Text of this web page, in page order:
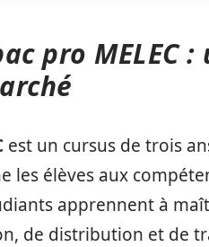
pro MELEC
est un cursus de trois
les élèves aux
apprennent à
de distribution et de